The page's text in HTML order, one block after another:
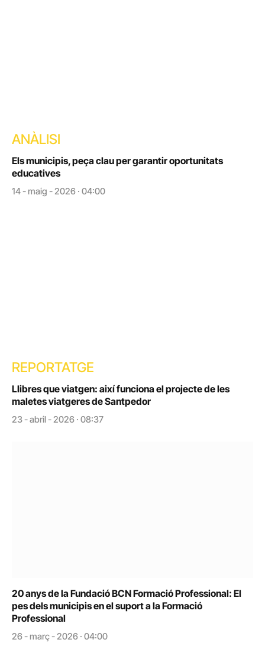
ANÀLISI
Els municipis, peça clau per garantir oportunitats
educatives
14 - maig - 2026 · 04:00
REPORTATGE
Llibres que viatgen: així funciona el projecte de les
maletes viatgeres de Santpedor
23 - abril - 2026 · 08:37
20 anys de la Fundació BCN Formació Professional: El
pes dels municipis en el suport a la Formació
Professional
26 - març - 2026 · 04:00